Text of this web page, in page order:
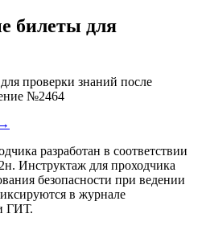
билеты для
проверки знаний после
№2464
разработан в соответствии
Инструктаж для проходчика
безопасности при ведении
в журнале
ГИТ.